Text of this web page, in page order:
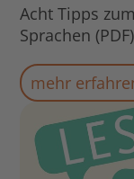
Acht Tipps
Sprachen
mehr